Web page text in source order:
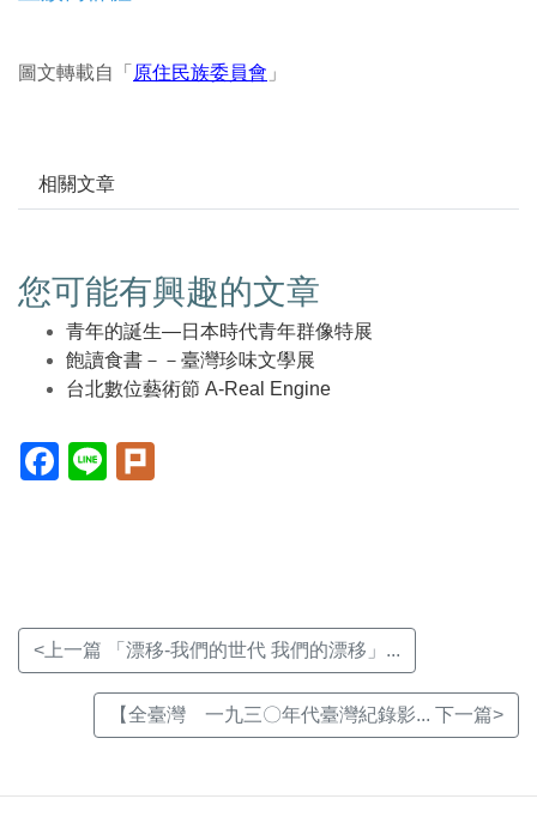
圖文轉載自「 原住民族委員會 」
相關文章
您可能有興趣的文章
青年的誕生—日本時代青年群像特展
飽讀食書－－臺灣珍味文學展
台北數位藝術節 A-Real Engine
Facebook(另
開
Line(另
開
<上一篇 「漂移-我們的世代 我們的漂移」...
【全臺灣 一九三〇年代臺灣紀錄影... 下一篇>